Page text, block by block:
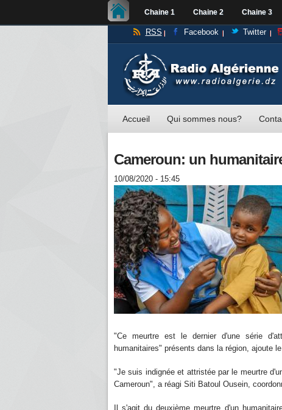
Chaine 1 Chaine 2 Chaine 3
RSS Facebook Twitter
Accueil Qui sommes nous?
Cameroun: un
10/08/2020 - 15:45
"Ce meurtre est le dernier d'une série
humanitaires" présents dans la région, ajoute
"Je suis indignée et attristée par le meurtre
Cameroun", a réagi Siti Batoul Ousein,
Il s'agit du deuxième meurtre d'un